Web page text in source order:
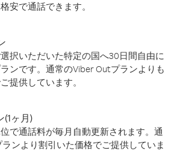
安で通話できます。
択いただいた特定の国へ30日間自由に
ンです。通常のViber Outプランよりも
提供しています。
(1ヶ月)
で通話料が毎月自動更新されます。通
ンより割引いた価格でご提供していま